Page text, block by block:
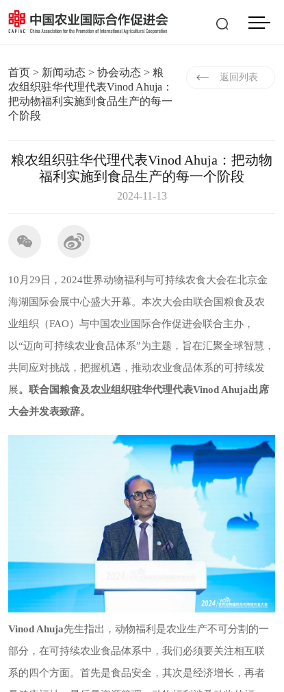
EN
首页 > 新闻动态 >协会动态 > 粮
农组织驻华代理代表Vinod Ahuja：
把动物福利实施到食品生产的每一
个阶段
返回列表
粮农组织驻华代理代表Vinod Ahuja：把动物
福利实施到食品生产的每一个阶段
2024-11-13
10月29日，2024世界动物福利与可持续农食大会在北京金
海湖国际会展中心盛大开幕。本次大会由联合国粮食及农
业组织（FAO）与中国农业国际合作促进会联合主办，
以“迈向可持续农业食品体系”为主题，旨在汇聚全球智慧，
共同应对挑战，把握机遇，推动农业食品体系的可持续发
展。联合国粮食及农业组织驻华代理代表Vinod Ahuja出席
大会并发表致辞。
Vinod Ahuja先生指出，动物福利是农业生产不可分割的一
部分，在可持续农业食品体系中，我们必须要关注相互联
系的四个方面。首先是食品安全，其次是经济增长，再者